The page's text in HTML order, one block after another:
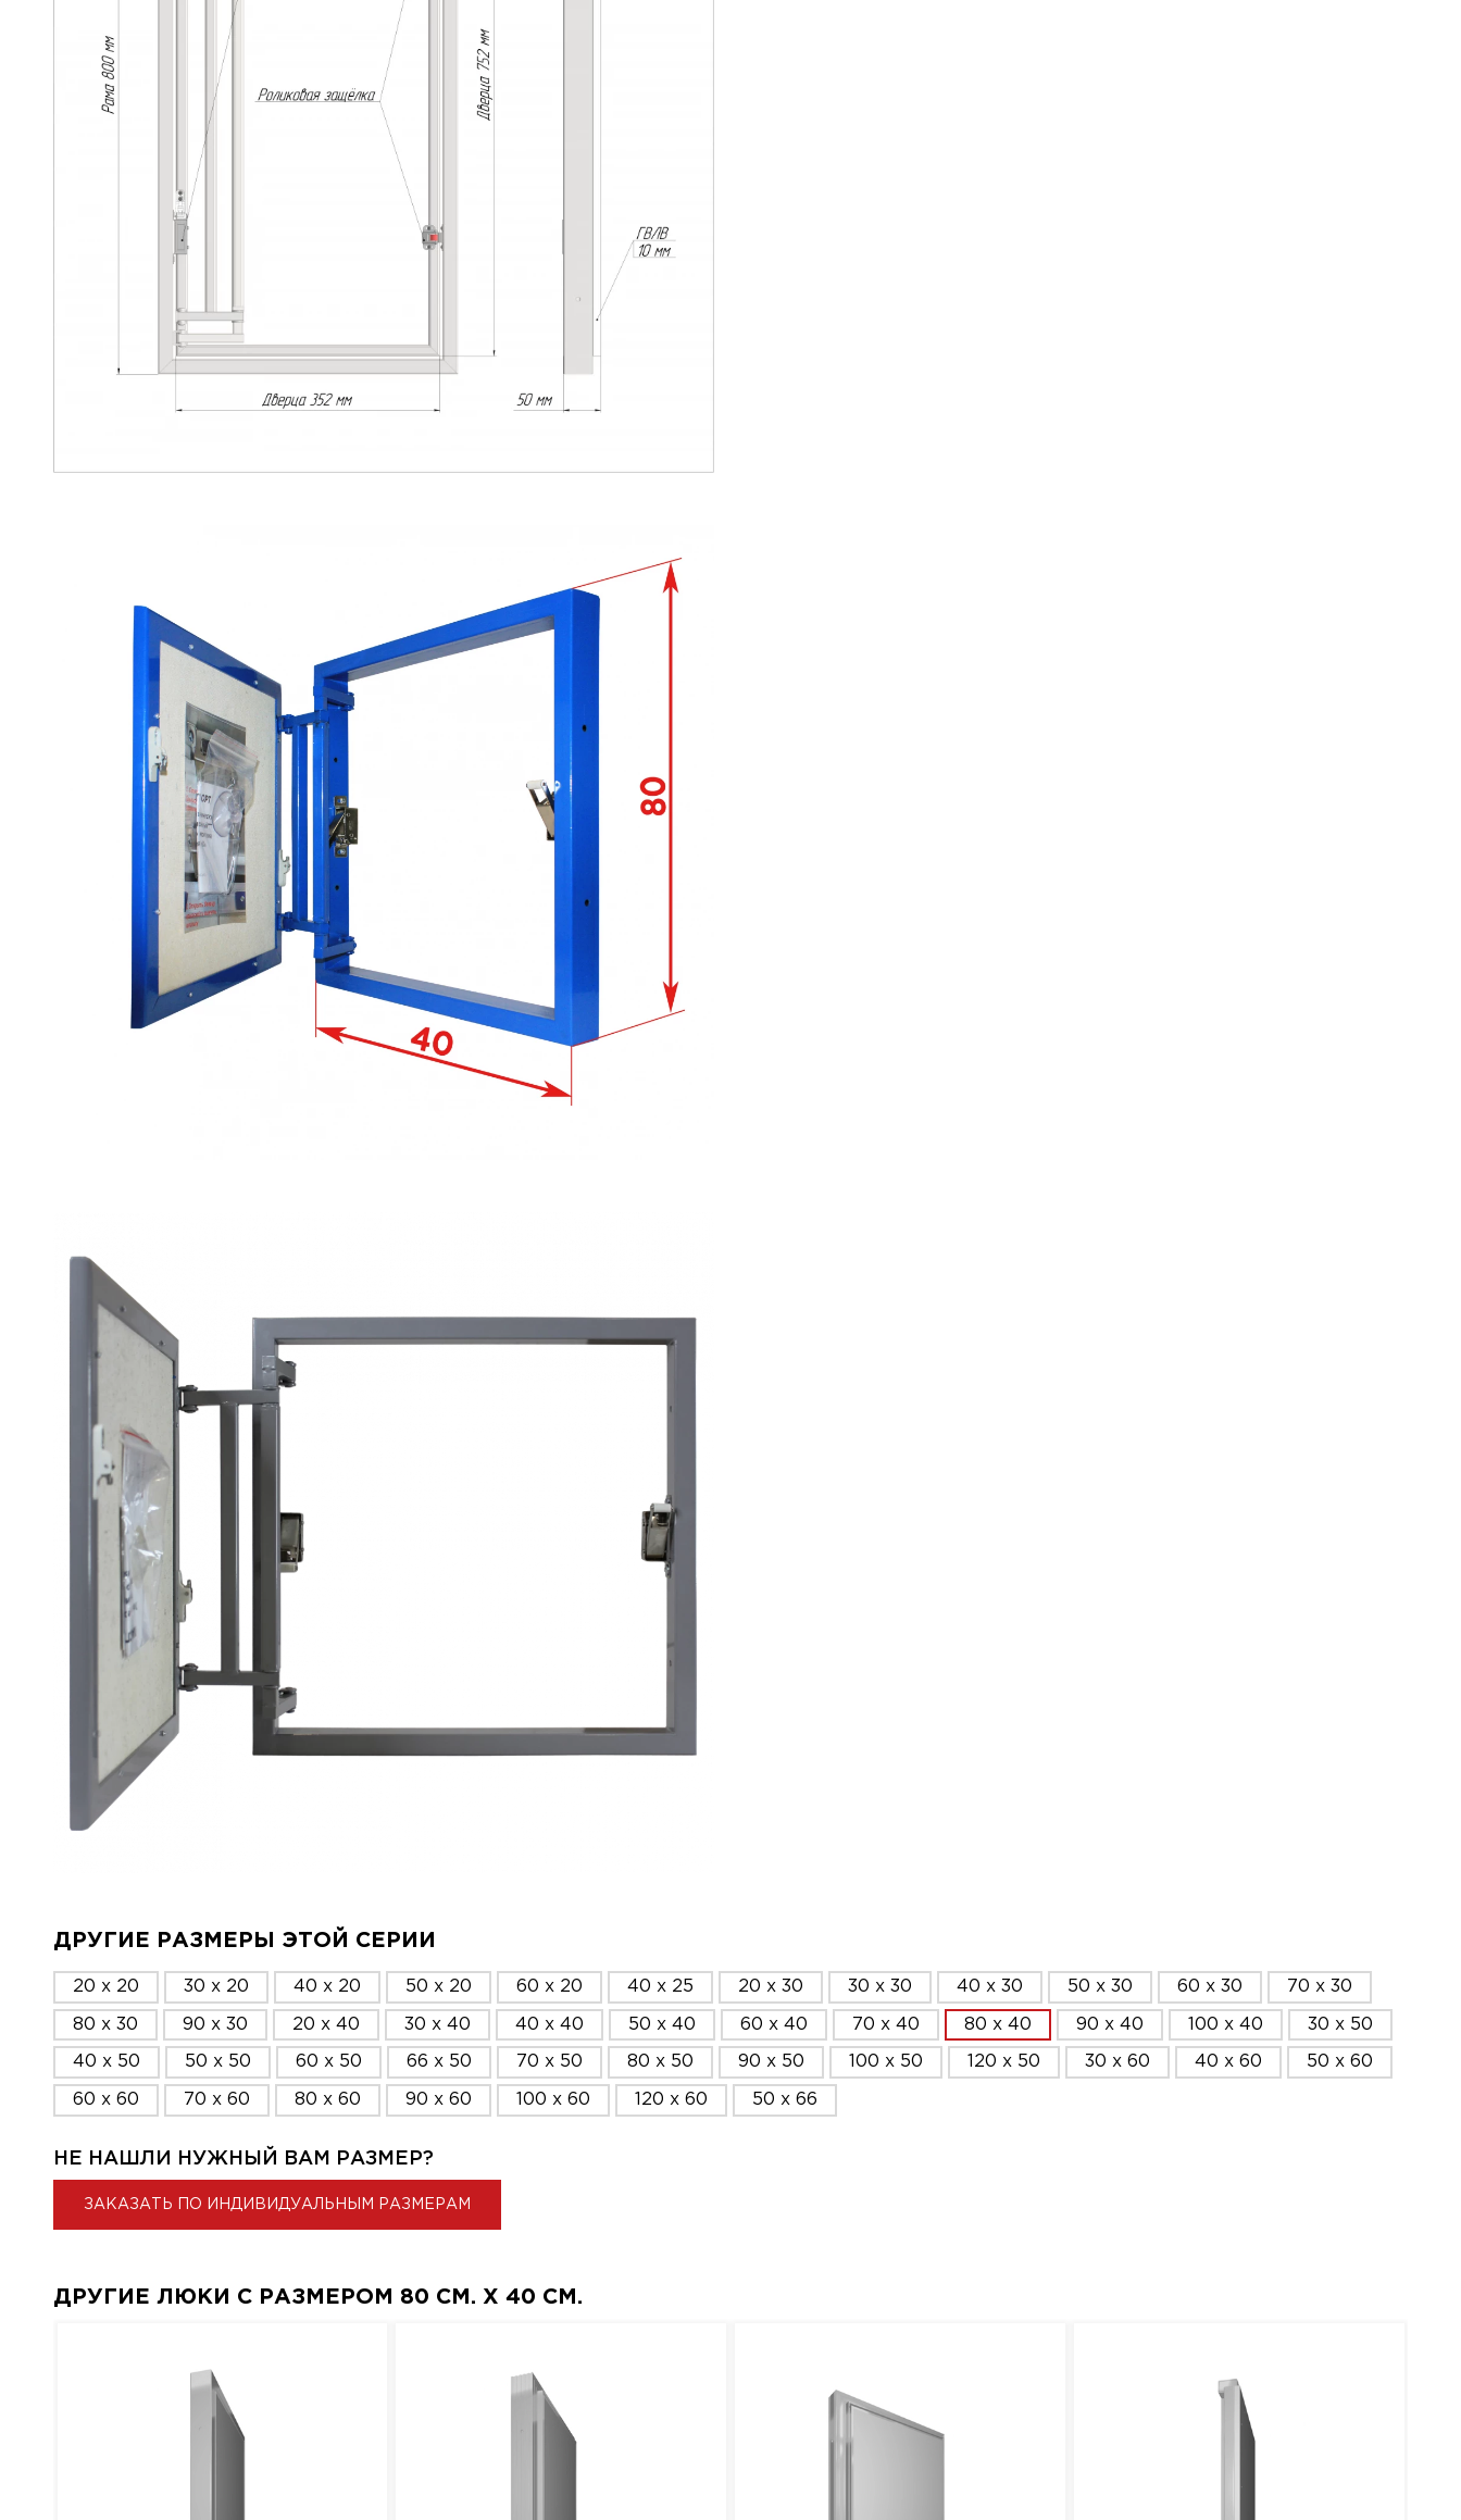
ДРУГИЕ РАЗМЕРЫ ЭТОЙ СЕРИИ
20 x 20 30 x 20 40 x 20 50 x 20 60 x 20 40 x 25 20 x 30 30 x 30 40 x 30 50 x 30 60 x 30 70 x 30
80 x 30 90 x 30 20 x 40 30 x 40 40 x 40 50 x 40 60 x 40 70 x 40 80 x 40 90 x 40 100 x 40 30 x 50
40 x 50 50 x 50 60 x 50 66 x 50 70 x 50 80 x 50 90 x 50 100 x 50 120 x 50 30 x 60 40 x 60 50 x 60
60 x 60 70 x 60 80 x 60 90 x 60 100 x 60 120 x 60 50 x 66
НЕ НАШЛИ НУЖНЫЙ ВАМ РАЗМЕР?
ЗАКАЗАТЬ ПО ИНДИВИДУАЛЬНЫМ РАЗМЕРАМ
ДРУГИЕ ЛЮКИ С РАЗМЕРОМ 80 СМ. X 40 СМ.